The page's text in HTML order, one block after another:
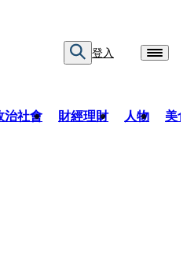
登入
治社會 財經理財 人物 美